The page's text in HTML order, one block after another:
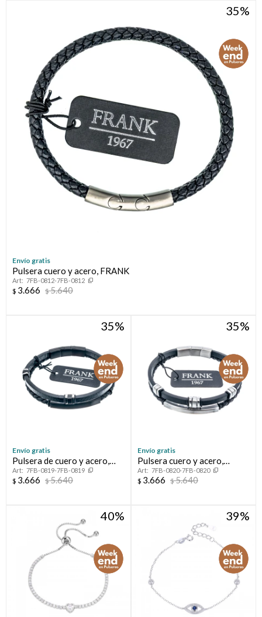
35
Envío gratis
Pulsera cuero y acero, FRANK
7FB-0812-7FB-0812
$ 3.666 $5.640
35
Envío gratis
Pulsera de cuero y acero,
FRANK7FB-0819-7FB-0819
$ 3.666 $5.640
35
Envío gratis
Pulsera cuero y acero,
FRANK7FB-0820-7FB-0820
$ 3.666 $5.640
40 39